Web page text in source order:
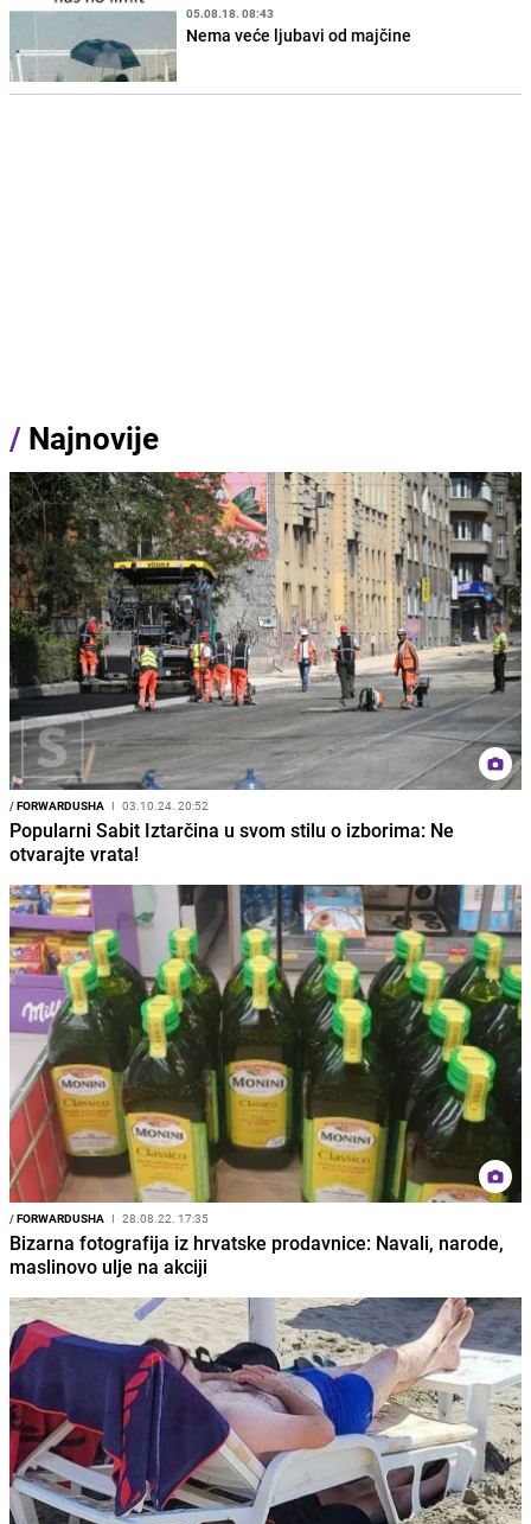
05.08.18. 08:43
Nema veće ljubavi od majčine
/ Najnovije
/FORWARDUSHA I 03.10.24. 20:52
Popularni Sabit Iztarčina u svom stilu o izborima: Ne
otvarajte vrata!
/FORWARDUSHA I 28.08.22. 17:35
Bizarna fotografija iz hrvatske prodavnice: Navali, narode,
maslinovo ulje na akciji